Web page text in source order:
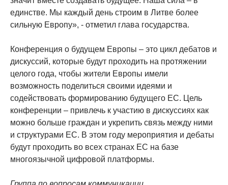
единстве. Мы каждый день строим в Литве более
сильную Европу», - отметил глава государства.
Конференция о будущем Европы – это цикл дебатов и
дискуссий, которые будут проходить на протяжении
целого года, чтобы жители Европы имели
возможность поделиться своими идеями и
содействовать формированию будущего ЕС. Цель
конференции – привлечь к участию в дискуссиях как
можно больше граждан и укрепить связь между ними
и структурами ЕС. В этом году мероприятия и дебаты
будут проходить во всех странах ЕС на базе
многоязычной цифровой платформы.